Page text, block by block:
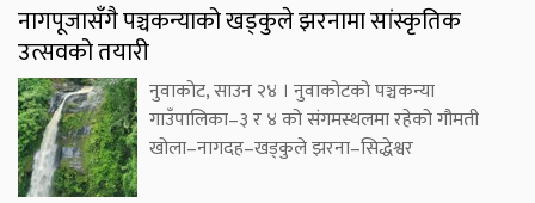
नागपूजासँगै पञ्चकन्याको खड्कुले झरनामा सांस्कृतिक
उत्सवको तयारी
नुवाकोट, साउन २४ । नुवाकोटको पञ्चकन्या
गाउँपालिका–३ र ४ को संगमस्थलमा रहेको गौमती
खोला–नागदह–खड्कुले झरना–सिद्धेश्वर